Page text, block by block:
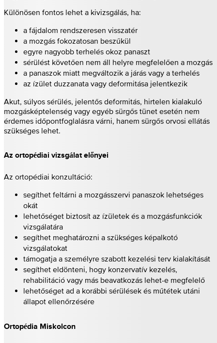
Különösen fontos lehet a kivizsgálás, ha:
a fájdalom rendszeresen visszatér
a mozgás fokozatosan beszűkül
egyre nagyobb terhelés okoz panaszt
sérülést követően nem áll helyre megfelelően a mozgás
a panaszok miatt megváltozik a járás vagy a terhelés
az ízület duzzanata vagy deformitása jelentkezik
Akut, súlyos sérülés, jelentős deformitás, hirtelen kialakuló
mozgásképtelenség vagy egyéb sürgős tünet esetén nem
érdemes időpontfoglalásra várni, hanem sürgős orvosi ellátás
szükséges lehet.
Az ortopédiai vizsgálat előnyei
Az ortopédiai konzultáció:
segíthet feltárni a mozgásszervi panaszok lehetséges
okát
lehetőséget biztosít az ízületek és a mozgásfunkciók
vizsgálatára
segíthet meghatározni a szükséges képalkotó
vizsgálatokat
támogatja a személyre szabott kezelési terv kialakítását
segíthet eldönteni, hogy konzervatív kezelés,
rehabilitáció vagy más beavatkozás lehet-e megfelelő
lehetőséget ad a korábbi sérülések és műtétek utáni
állapot ellenőrzésére
Ortopédia Miskolcon